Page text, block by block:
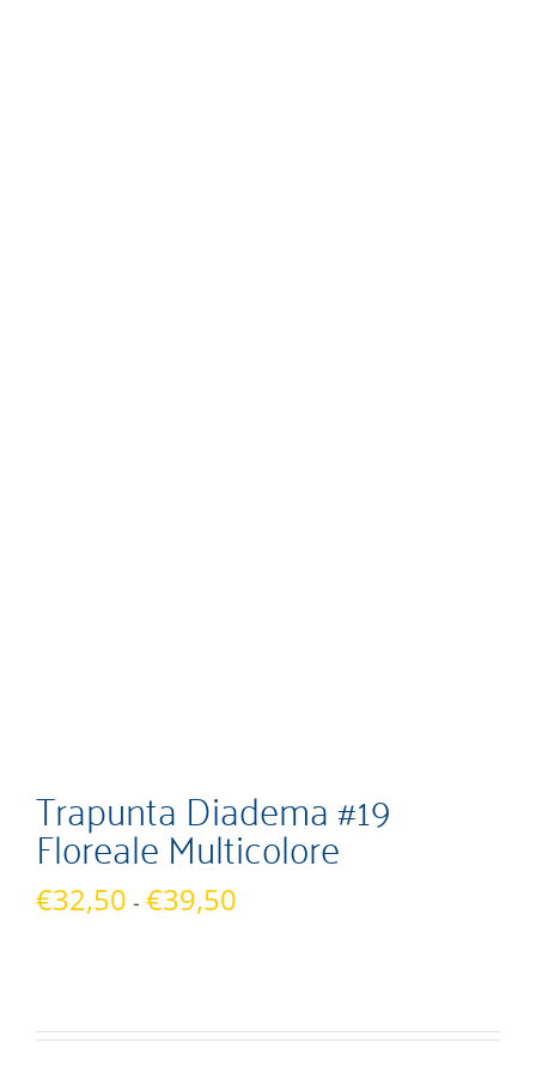
Trapunta Diadema #19
Floreale Multicolore
€32,50 - €39,50